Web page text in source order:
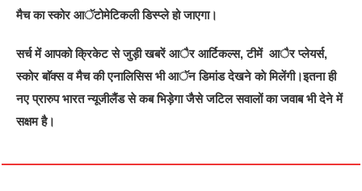
मैच का स्कोर आॅटोमेटिकली डिस्प्ले हो जाएगा।
सर्च में आपको क्रिकेट से जुड़ी खबरें आैर आर्टिकल्स, टीमें आैर प्लेयर्स,
स्कोर बाॅक्स व मैच की एनालिसिस भी आॅन डिमांड देखने काे मिलेंगी।इतना ही
नए प्रारुप भारत न्यूजीलैंड से कब भिड़ेगा जैसे जटिल सवालों का जवाब भी देने में
सक्षम है।